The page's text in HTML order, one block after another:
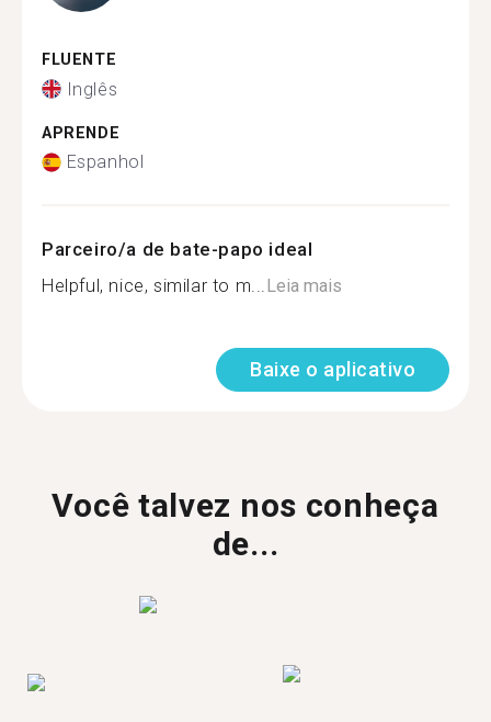
FLUENTE
Inglês
APRENDE
Espanhol
Parceiro/a de bate-papo ideal
Helpful, nice, similar to m...Leia mais
Baixe o aplicativo
Você talvez nos conheça
de...